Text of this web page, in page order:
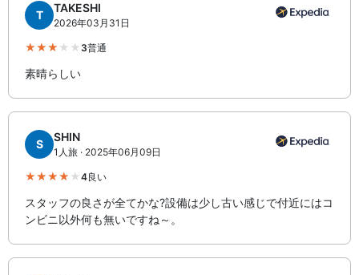
T
TAKESHI
2026年03月31日
3普通
素晴らしい
S
SHIN
1人旅 · 2025年06月09日
4良い
スタッフの良さが全てかな?設備は少し古い感じで付近にはコ
ンビニ以外何も無いですね～。